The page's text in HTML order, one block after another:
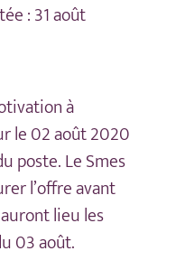
: 31 août
à
le 02 août 2020
poste. Le Smes
l’offre avant
lieu les
03 août.